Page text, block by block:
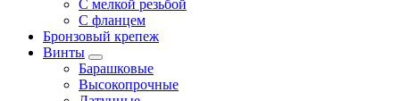
С мелкой резьбой
С фланцем
Бронзовый крепеж
Винты
Барашковые
Высокопрочные